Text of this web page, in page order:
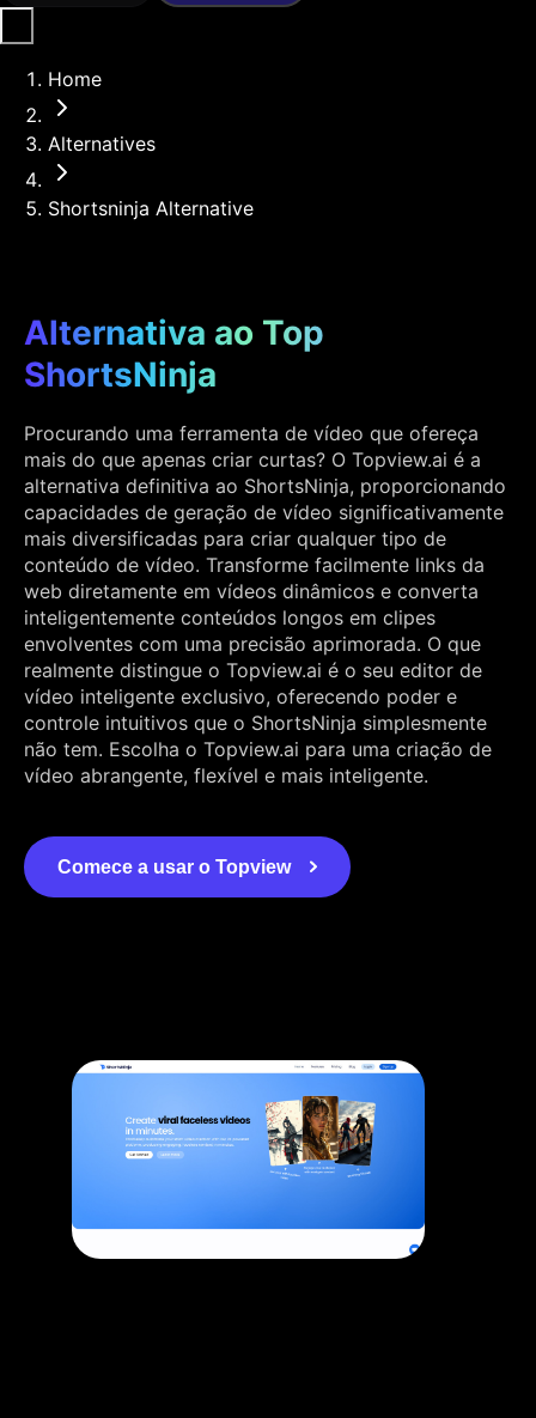
Home
Alternatives
Shortsninja Alternative
Alternativa ao Top
ShortsNinja
Procurando uma ferramenta de vídeo que ofereça
mais do que apenas criar curtas? O Topview.ai é a
alternativa definitiva ao ShortsNinja, proporcionando
capacidades de geração de vídeo significativamente
mais diversificadas para criar qualquer tipo de
conteúdo de vídeo. Transforme facilmente links da
web diretamente em vídeos dinâmicos e converta
inteligentemente conteúdos longos em clipes
envolventes com uma precisão aprimorada. O que
realmente distingue o Topview.ai é o seu editor de
vídeo inteligente exclusivo, oferecendo poder e
controle intuitivos que o ShortsNinja simplesmente
não tem. Escolha o Topview.ai para uma criação de
vídeo abrangente, flexível e mais inteligente.
Comece a usar o Topview